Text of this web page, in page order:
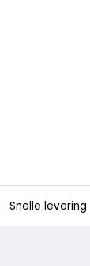
Snelle levering